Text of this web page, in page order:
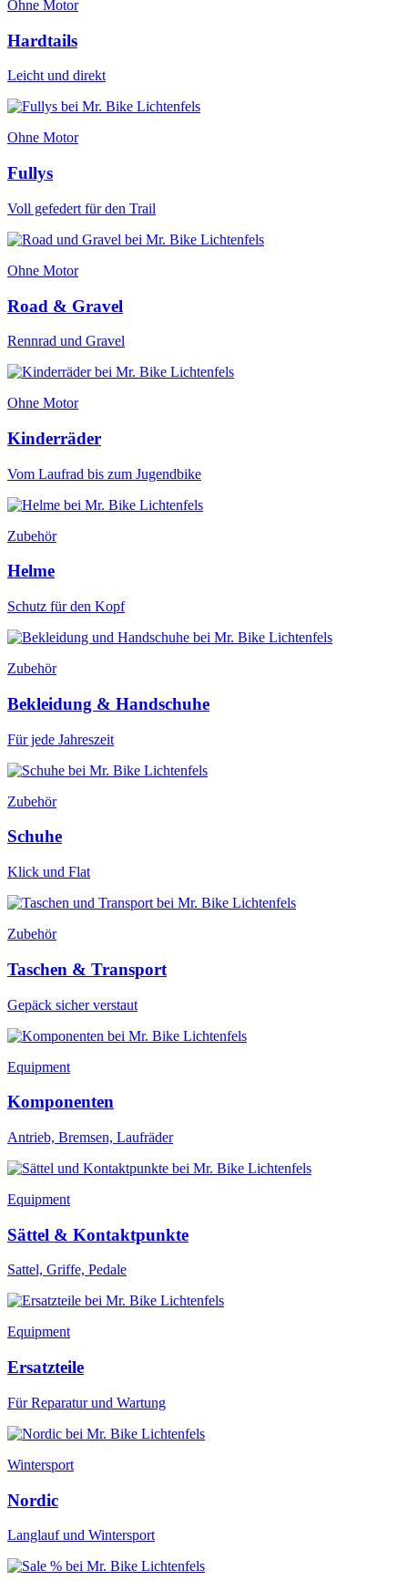
Ohne Motor
Hardtails
Leicht und direkt
Ohne Motor
Fullys
Voll gefedert für den Trail
Ohne Motor
Road & Gravel
Rennrad und Gravel
Ohne Motor
Kinderräder
Vom Laufrad bis zum Jugendbike
Zubehör
Helme
Schutz für den Kopf
Zubehör
Bekleidung & Handschuhe
Für jede Jahreszeit
Zubehör
Schuhe
Klick und Flat
Zubehör
Taschen & Transport
Gepäck sicher verstaut
Equipment
Komponenten
Antrieb, Bremsen, Laufräder
Equipment
Sättel & Kontaktpunkte
Sattel, Griffe, Pedale
Equipment
Ersatzteile
Für Reparatur und Wartung
Wintersport
Nordic
Langlauf und Wintersport